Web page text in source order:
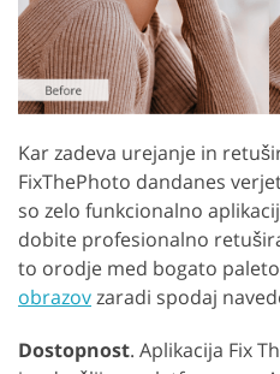
Kar zadeva urejanje in
FixThePhoto dandanes
so zelo funkcionalno
dobite profesionalno
to orodje med bogato paleto
obrazovzaradi spodaj
Dostopnost. Aplikacija Fix